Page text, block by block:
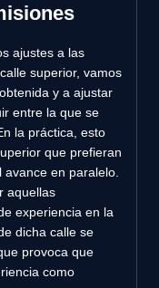
ajustes a las
superior, vamos
y a ajustar
entre la que se
la práctica, esto
que prefieran
en paralelo.
aquellas
experiencia en la
dicha calle se
provoca que
como